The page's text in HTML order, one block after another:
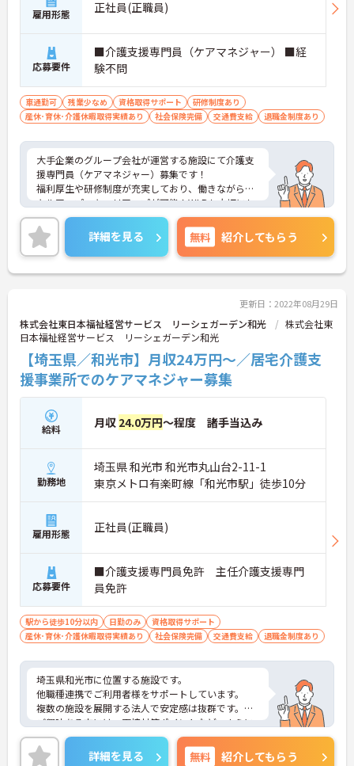
雇用形態 正社員(正職員)
応募要件
■介護支援専門員（ケアマネジャー） ■経
験不問
車通勤可 残業少なめ 資格取得サポート
研修制度あり
産休･育休･介護休暇取得実績あり
社会保険完備 交通費支給 退職金制度あり
大手企業のグループ会社が運営する施設にて介護支
援専門員（ケアマネジャー）募集です！
福利厚生や研修制度が充実しており、働きながらス
キルアップ・キャリアップが可能！WLBも大切にし
ていますので、長く働きやすい環境が整っていま
す。
ご興味ある方には、面接対策ポイントなど、さらに
詳細をお話しいたしますのでお気軽にご相談くださ
い！
詳細を見る 無料 紹介してもらう
更新日：2022年08月29日
株式会社東日本福祉経営サービス リーシェガーデン和光
株式会社東
日本福祉経営サービス リーシェガーデン和光
【埼玉県／和光市】月収24万円～／居宅介護支
援事業所でのケアマネジャー募集
給料 月収 24.0万円～程度 諸手当込み
勤務地
埼玉県 和光市 和光市丸山台2-11-1
東京メトロ有楽町線「和光市駅」徒歩10分
雇用形態 正社員(正職員)
応募要件
■介護支援専門員免許 主任介護支援専門
員免許
駅から徒歩10分以内 日勤のみ
資格取得サポート
産休･育休･介護休暇取得実績あり
社会保険完備 交通費支給 退職金制度あり
埼玉県和光市に位置する施設です。
他職種連携でご利用者様をサポートしています。
複数の施設を展開する法人で安定感は抜群です。
ご興味ある方には、面接対策ポイントなど、さらに
詳細をお話しいたしますのでお気軽にご相談くださ
い！
詳細を見る 無料 紹介してもらう